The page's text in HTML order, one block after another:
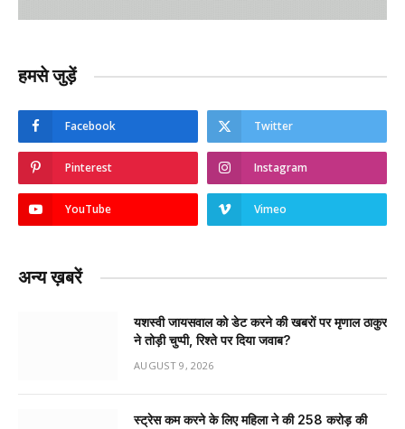
हमसे जुड़ें
Facebook Twitter
Pinterest Instagram
YouTube Vimeo
अन्य ख़बरें
यशस्वी जायसवाल को डेट करने की खबरों पर मृणाल ठाकुर
ने तोड़ी चुप्पी, रिश्ते पर दिया जवाब?
AUGUST 9, 2026
स्ट्रेस कम करने के लिए महिला ने की ₹258 करोड़ की